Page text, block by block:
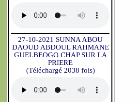
27-10-2021 SUNNA ABOU
DAOUD ABDOUL RAHMANE
GUELBEOGO CHAP SUR LA
PRIERE
(Téléchargé 2038 fois)